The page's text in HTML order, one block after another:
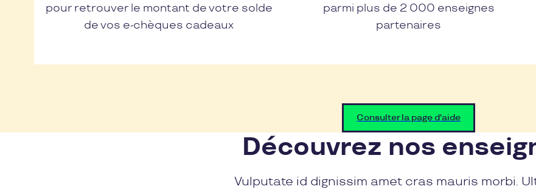
pour retrouver le montant de votre solde
de vos e-chèques cadeaux
parmi plus de 2 000 enseignes
partenaires
Consulter la page d'aide
Découvrez nos
Vulputate id dignissim amet cras mauris morbi.